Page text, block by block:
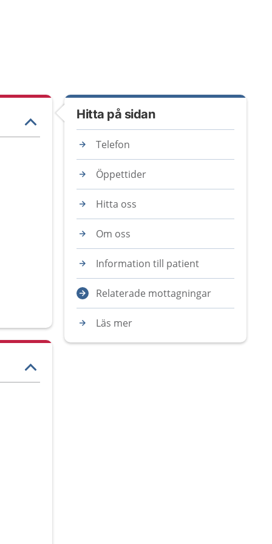
Hitta på sidan
Telefon
Öppettider
Hitta oss
Om oss
Information till patient
Relaterade mottagningar
Läs mer